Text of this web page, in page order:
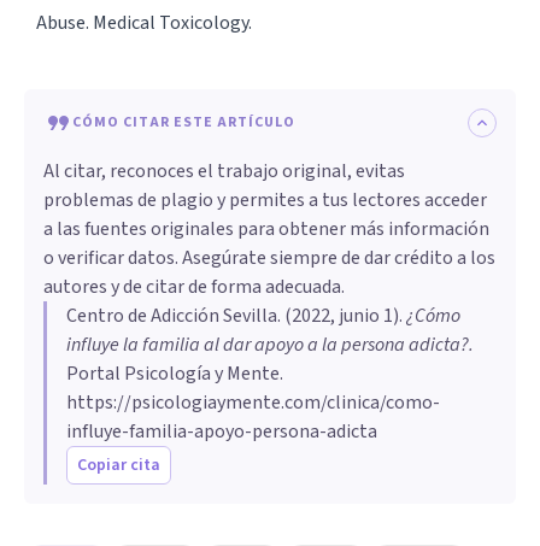
Abuse. Medical Toxicology.
CÓMO CITAR ESTE ARTÍCULO
Al citar, reconoces el trabajo original, evitas
problemas de plagio y permites a tus lectores acceder
a las fuentes originales para obtener más información
o verificar datos. Asegúrate siempre de dar crédito a los
autores y de citar de forma adecuada.
Centro de Adicción Sevilla. (2022, junio 1).¿Cómo
influye la familia al dar apoyo a la persona adicta?.
Portal Psicología y Mente.
https://psicologiaymente.com/clinica/como-
influye-familia-apoyo-persona-adicta
Copiar cita